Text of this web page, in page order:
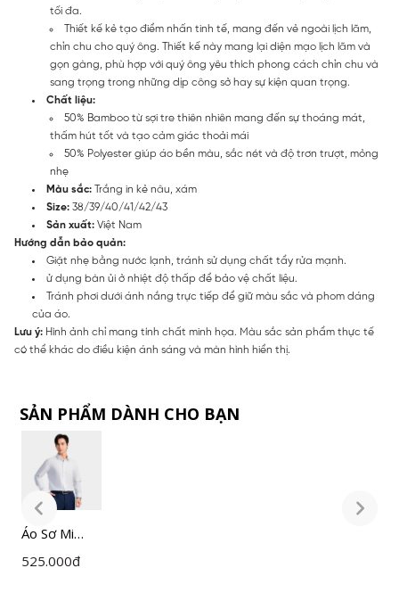
tối đa.
Thiết kế kẻ tạo điểm nhấn tinh tế, mang đến vẻ ngoài lịch lãm,
chỉn chu cho quý ông. Thiết kế này mang lại diện mạo lịch lãm và
gọn gàng, phù hợp với quý ông yêu thích phong cách chỉn chu và
sang trọng trong những dịp công sở hay sự kiện quan trọng.
Chất liệu:
50% Bamboo từ sợi tre thiên nhiên mang đến sự thoáng mát,
thấm hút tốt và tạo cảm giác thoải mái
50% Polyester giúp áo bền màu, sắc nét và độ trơn trượt, mỏng
nhẹ
Màu sắc: Trắng in kẻ nâu, xám
Size: 38/39/40/41/42/43
Sản xuất: Việt Nam
Hướng dẫn bảo quản:
Giặt nhẹ bằng nước lạnh, tránh sử dụng chất tẩy rửa mạnh.
ử dụng bàn ủi ở nhiệt độ thấp để bảo vệ chất liệu.
Tránh phơi dưới ánh nắng trực tiếp để giữ màu sắc và phom dáng
của áo.
Lưu ý: Hình ảnh chỉ mang tính chất minh họa. Màu sắc sản phẩm thực tế
có thể khác do điều kiện ánh sáng và màn hình hiển thị.
SẢN PHẨM DÀNH CHO BẠN
Áo Sơ Mi
Nam Trắng
525.000đ